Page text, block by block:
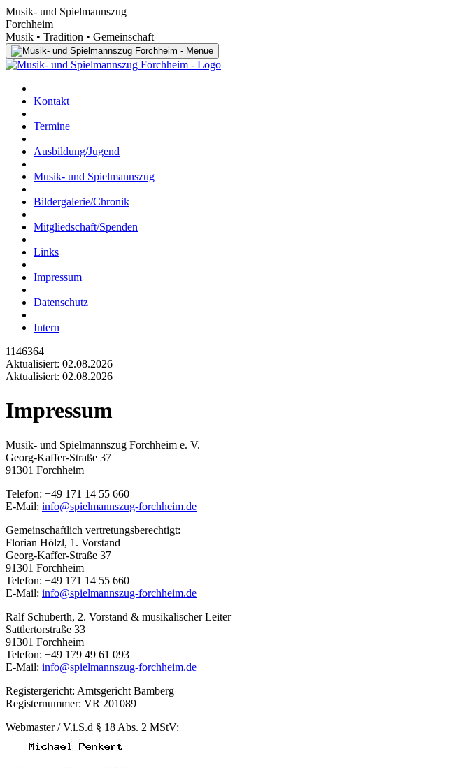
Musik- und Spielmannszug
Forchheim
Musik • Tradition • Gemeinschaft
Kontakt
Termine
Ausbildung/Jugend
Musik- und Spielmannszug
Bildergalerie/Chronik
Mitgliedschaft/Spenden
Links
Impressum
Datenschutz
Intern
1146364
Aktualisiert: 02.08.2026
Aktualisiert: 02.08.2026
Impressum
Musik- und Spielmannszug Forchheim e. V.
Georg-Kaffer-Straße 37
91301 Forchheim
Telefon: +49 171 14 55 660
E-Mail: info@spielmannszug-forchheim.de
Gemeinschaftlich vertretungsberechtigt:
Florian Hölzl, 1. Vorstand
Georg-Kaffer-Straße 37
91301 Forchheim
Telefon: +49 171 14 55 660
E-Mail: info@spielmannszug-forchheim.de
Ralf Schuberth, 2. Vorstand & musikalischer Leiter
Sattlertorstraße 33
91301 Forchheim
Telefon: +49 179 49 61 093
E-Mail: info@spielmannszug-forchheim.de
Registergericht: Amtsgericht Bamberg
Registernummer: VR 201089
Webmaster / V.i.S.d § 18 Abs. 2 MStV: